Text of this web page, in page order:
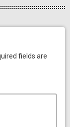
fields are